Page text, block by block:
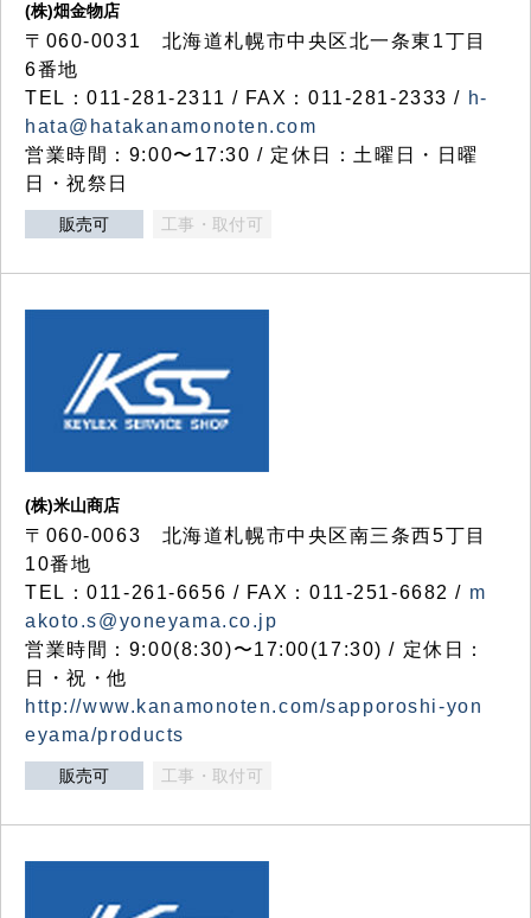
(株)畑金物店
〒060-0031 北海道札幌市中央区北一条東1丁目
6番地
TEL：011-281-2311 / FAX：011-281-2333 / h-
hata@hatakanamonoten.com
営業時間：9:00〜17:30 / 定休日：土曜日・日曜
日・祝祭日
販売可 工事・取付可
(株)米山商店
〒060-0063 北海道札幌市中央区南三条西5丁目
10番地
TEL：011-261-6656 / FAX：011-251-6682 / m
akoto.s@yoneyama.co.jp
営業時間：9:00(8:30)〜17:00(17:30) / 定休日：
日・祝・他
http://www.kanamonoten.com/sapporoshi-yon
eyama/products
販売可 工事・取付可